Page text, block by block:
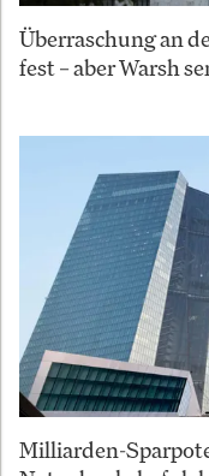
Überraschung an
fest – aber Warsh
Milliarden-